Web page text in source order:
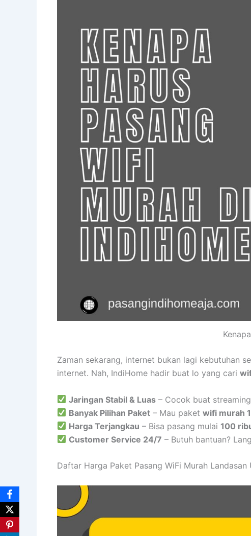
Zaman sekarang, internet bukan lagi kebutuhan
internet. Nah, IndiHome hadir buat lo yang cari
Jaringan Stabil & Luas – Cocok buat
Banyak Pilihan Paket – Mau paketwifi murah
Harga Terjangkau – Bisa pasang mulai100
Customer Service 24/7 – Butuh bantuan?
Daftar Harga Paket Pasang WiFi Murah Landasan